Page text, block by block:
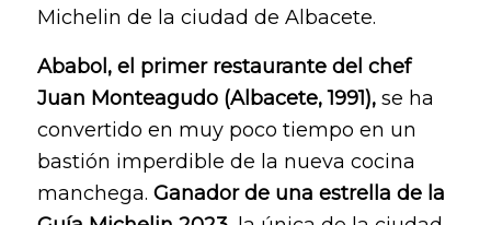
Michelin de la ciudad de Albacete.
Ababol, el primer restaurante del chef
Juan Monteagudo (Albacete, 1991),se ha
convertido en muy poco tiempo en un
bastión imperdible de la nueva cocina
manchega. Ganador de una estrella de la